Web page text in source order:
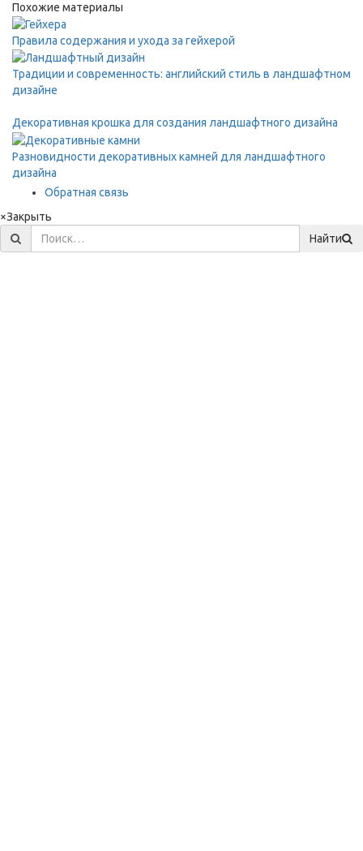
Похожие материалы
Правила содержания и ухода за гейхерой
Традиции и современность: английский стиль в ландшафтном
дизайне
Декоративная крошка для создания ландшафтного дизайна
Разновидности декоративных камней для ландшафтного
дизайна
Обратная связь
×Закрыть
Найти